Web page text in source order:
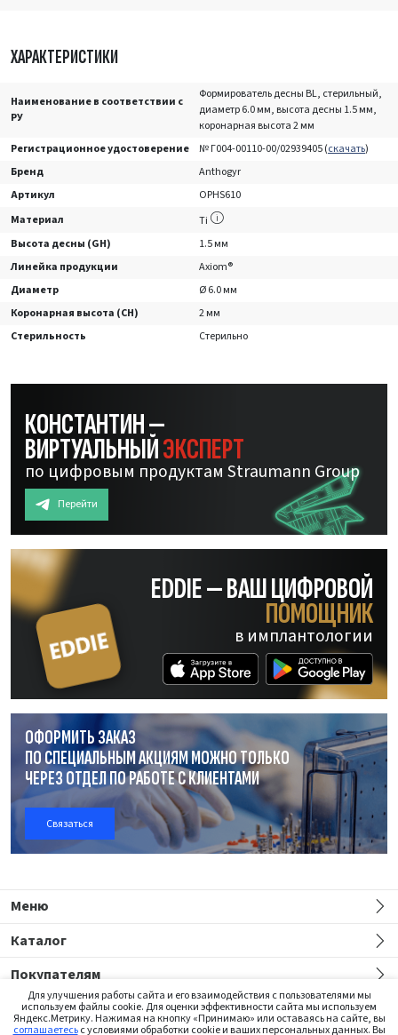
ХАРАКТЕРИСТИКИ
Наименование в соответствии с
РУ
Формирователь десны BL, стерильный,
диаметр 6.0 мм, высота десны 1.5 мм,
коронарная высота 2 мм
Регистрационное удостоверение
№ Г004-00110-00/02939405 (скачать)
Бренд
Anthogyr
Артикул
OPHS610
Материал
Ti
Высота десны (GH)
1.5 мм
Линейка продукции
Axiom®
Диаметр
Ø 6.0 мм
Коронарная высота (CH)
2 мм
Стерильность
Стерильно
КОНСТАНТИН —
ВИРТУАЛЬНЫЙЭКСПЕРТ
по цифровым продуктам Straumann Group
Перейти
EDDIE — ВАШ ЦИФРОВОЙ
ПОМОЩНИК
в имплантологии
ОФОРМИТЬ ЗАКАЗ
ПО СПЕЦИАЛЬНЫМ АКЦИЯМ МОЖНО ТОЛЬКО
ЧЕРЕЗ ОТДЕЛПО РАБОТЕС КЛИЕНТАМИ
Связаться
Меню
Каталог
Покупателям
Для улучшения работы сайта и его взаимодействия с пользователями мы
используем файлы cookie. Для оценки эффективности сайта мы используем
Яндекс.Метрику. Нажимая на кнопку «Принимаю» или оставаясь на сайте, вы
соглашаетесьс условиями обработки cookie и ваших персональных данных. Вы